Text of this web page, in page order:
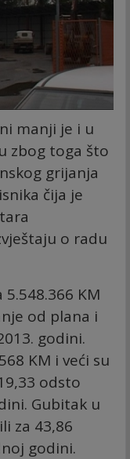
manji je i u
zbog toga što
grijanja
čija je
o radu
KM
od plana i
godini.
KM i veći su
odsto
Gubitak u
za 43,86
godini.